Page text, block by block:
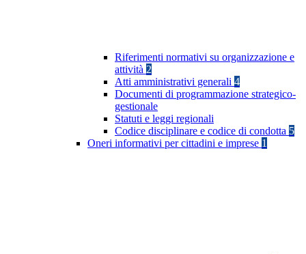
Riferimenti normativi su organizzazione e
attività 2
Atti amministrativi generali 4
Documenti di programmazione strategico-
gestionale
Statuti e leggi regionali
Codice disciplinare e codice di condotta 5
Oneri informativi per cittadini e imprese 1